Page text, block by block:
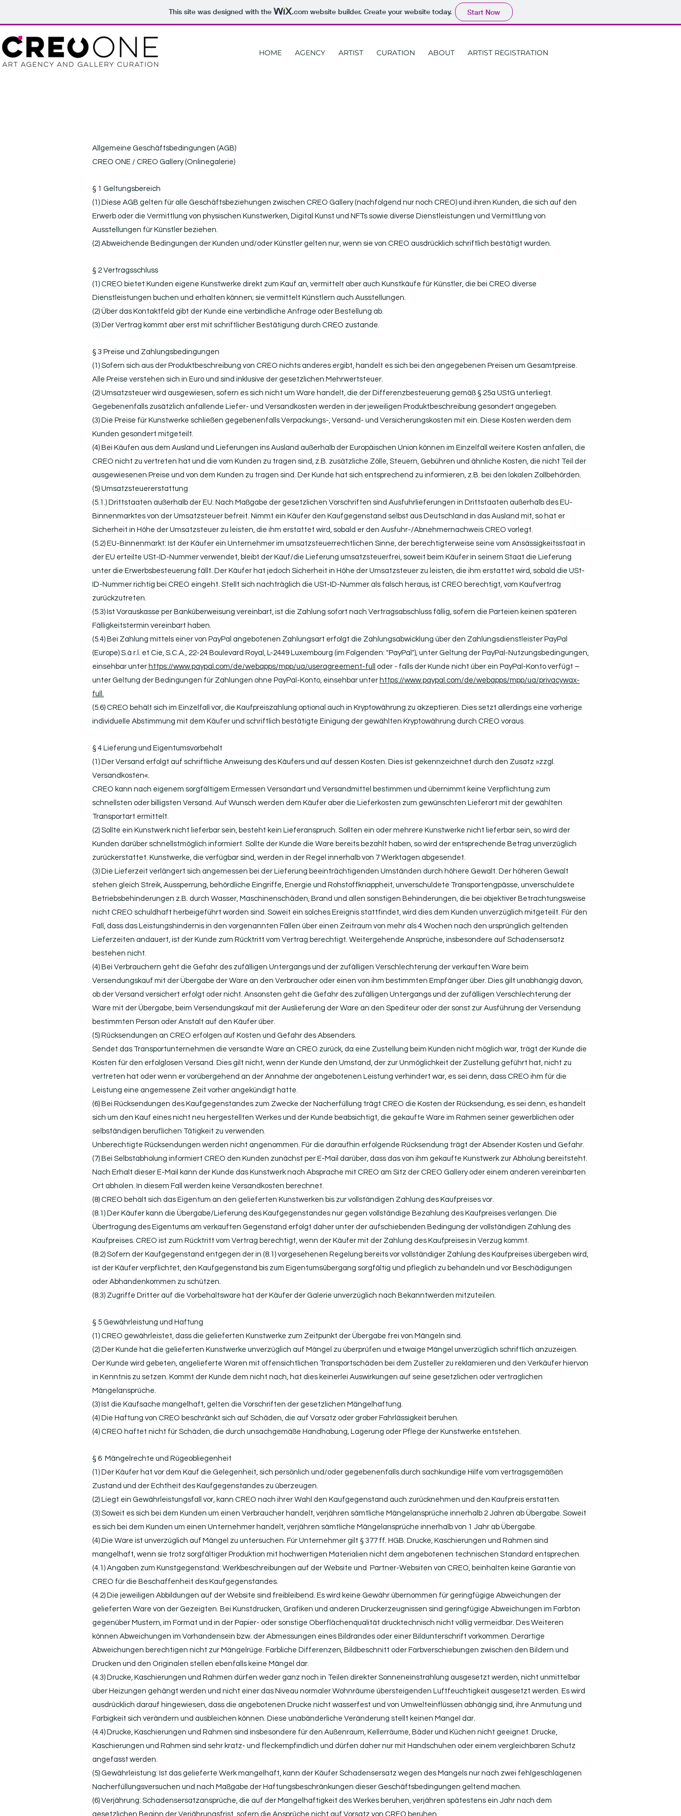
This site was designed with the .comwebsite builder. Create your website today. Start Now
HOME AGENCY ARTIST CURATION ABOUT ARTIST REGISTRATION
Allgemeine Geschäftsbedingungen (AGB)
CREO ONE / CREO Gallery (Onlinegalerie)
§ 1 Geltungsbereich
(1) Diese AGB gelten für alle Geschäftsbeziehungen zwischen CREO Gallery (nachfolgend nur noch CREO) und ihren Kunden, die sich auf den
Erwerb oder die Vermittlung von physischen Kunstwerken, Digital Kunst und NFTs sowie diverse Dienstleistungen und Vermittlung von
Ausstellungen für Künstler beziehen.
(2) Abweichende Bedingungen der Kunden und/oder Künstler gelten nur, wenn sie von CREO ausdrücklich schriftlich bestätigt wurden.
§ 2 Vertragsschluss
(1) CREO bietet Kunden eigene Kunstwerke direkt zum Kauf an, vermittelt aber auch Kunstkäufe für Künstler, die bei CREO diverse
Dienstleistungen buchen und erhalten können; sie vermittelt Künstlern auch Ausstellungen.
(2) Über das Kontaktfeld gibt der Kunde eine verbindliche Anfrage oder Bestellung ab.
(3) Der Vertrag kommt aber erst mit schriftlicher Bestätigung durch CREO zustande.
§ 3 Preise und Zahlungsbedingungen
(1) Sofern sich aus der Produktbeschreibung von CREO nichts anderes ergibt, handelt es sich bei den angegebenen Preisen um Gesamtpreise.
Alle Preise verstehen sich in Euro und sind inklusive der gesetzlichen Mehrwertsteuer.
(2) Umsatzsteuer wird ausgewiesen, sofern es sich nicht um Ware handelt, die der Differenzbesteuerung gemäß § 25a UStG unterliegt.
Gegebenenfalls zusätzlich anfallende Liefer- und Versandkosten werden in der jeweiligen Produktbeschreibung gesondert angegeben.
(3) Die Preise für Kunstwerke schließen gegebenenfalls Verpackungs-, Versand- und Versicherungskosten mit ein. Diese Kosten werden dem
Kunden gesondert mitgeteilt.
(4) Bei Käufen aus dem Ausland und Lieferungen ins Ausland außerhalb der Europäischen Union können im Einzelfall weitere Kosten anfallen, die
CREO nicht zu vertreten hat und die vom Kunden zu tragen sind, z.B. zusätzliche Zölle, Steuern, Gebühren und ähnliche Kosten, die nicht Teil der
ausgewiesenen Preise und von dem Kunden zu tragen sind. Der Kunde hat sich entsprechend zu informieren, z.B. bei den lokalen Zollbehörden.
(5) Umsatzsteuererstattung
(5.1.) Drittstaaten außerhalb der EU: Nach Maßgabe der gesetzlichen Vorschriften sind Ausfuhrlieferungen in Drittstaaten außerhalb des EU-
Binnenmarktes von der Umsatzsteuer befreit. Nimmt ein Käufer den Kaufgegenstand selbst aus Deutschland in das Ausland mit, so hat er
Sicherheit in Höhe der Umsatzsteuer zu leisten, die ihm erstattet wird, sobald er den Ausfuhr-/Abnehmernachweis CREO vorlegt.
(5.2) EU-Binnenmarkt: Ist der Käufer ein Unternehmer im umsatzsteuerrechtlichen Sinne, der berechtigterweise seine vom Ansässigkeitsstaat in
der EU erteilte USt-ID-Nummer verwendet, bleibt der Kauf/die Lieferung umsatzsteuerfrei, soweit beim Käufer in seinem Staat die Lieferung
unter die Erwerbsbesteuerung fällt. Der Käufer hat jedoch Sicherheit in Höhe der Umsatzsteuer zu leisten, die ihm erstattet wird, sobald die USt-
ID-Nummer richtig bei CREO eingeht. Stellt sich nachträglich die USt-ID-Nummer als falsch heraus, ist CREO berechtigt, vom Kaufvertrag
zurückzutreten.
(5.3) Ist Vorauskasse per Banküberweisung vereinbart, ist die Zahlung sofort nach Vertragsabschluss fällig, sofern die Parteien keinen späteren
Fälligkeitstermin vereinbart haben.
(5.4) Bei Zahlung mittels einer von PayPal angebotenen Zahlungsart erfolgt die Zahlungsabwicklung über den Zahlungsdienstleister PayPal
(Europe) S.à r.l. et Cie, S.C.A., 22-24 Boulevard Royal, L-2449 Luxembourg (im Folgenden: "PayPal"), unter Geltung der PayPal-Nutzungsbedingungen,
einsehbar unter https://www.paypal.com/de/webapps/mpp/ua/useragreement-full
oder - falls der Kunde nicht über ein PayPal-Konto verfügt –
unter Geltung der Bedingungen für Zahlungen ohne PayPal-Konto, einsehbar unter https://www.paypal.com/de/webapps/mpp/ua/privacywax-
full.
(5.6) CREO behält sich im Einzelfall vor, die Kaufpreiszahlung optional auch in Kryptowährung zu akzeptieren. Dies setzt allerdings eine vorherige
individuelle Abstimmung mit dem Käufer und schriftlich bestätigte Einigung der gewählten Kryptowährung durch CREO voraus.
§ 4 Lieferung und Eigentumsvorbehalt
(1) Der Versand erfolgt auf schriftliche Anweisung des Käufers und auf dessen Kosten. Dies ist gekennzeichnet durch den Zusatz »zzgl.
Versandkosten«.
CREO kann nach eigenem sorgfältigem Ermessen Versandart und Versandmittel bestimmen und übernimmt keine Verpflichtung zum
schnellsten oder billigsten Versand. Auf Wunsch werden dem Käufer aber die Lieferkosten zum gewünschten Lieferort mit der gewählten
Transportart ermittelt.
(2) Sollte ein Kunstwerk nicht lieferbar sein, besteht kein Lieferanspruch. Sollten ein oder mehrere Kunstwerke nicht lieferbar sein, so wird der
Kunden darüber schnellstmöglich informiert. Sollte der Kunde die Ware bereits bezahlt haben, so wird der entsprechende Betrag unverzüglich
zurückerstattet. Kunstwerke, die verfügbar sind, werden in der Regel innerhalb von 7 Werktagen abgesendet.
(3) Die Lieferzeit verlängert sich angemessen bei der Lieferung beeinträchtigenden Umständen durch höhere Gewalt. Der höheren Gewalt
stehen gleich Streik, Aussperrung, behördliche Eingriffe, Energie und Rohstoffknappheit, unverschuldete Transportengpässe, unverschuldete
Betriebsbehinderungen z.B. durch Wasser, Maschinenschäden, Brand und allen sonstigen Behinderungen, die bei objektiver Betrachtungsweise
nicht CREO schuldhaft herbeigeführt worden sind. Soweit ein solches Ereignis stattfindet, wird dies dem Kunden unverzüglich mitgeteilt. Für den
Fall, dass das Leistungshindernis in den vorgenannten Fällen über einen Zeitraum von mehr als 4 Wochen nach den ursprünglich geltenden
Lieferzeiten andauert, ist der Kunde zum Rücktritt vom Vertrag berechtigt. Weitergehende Ansprüche, insbesondere auf Schadensersatz
bestehen nicht.
(4) Bei Verbrauchern geht die Gefahr des zufälligen Untergangs und der zufälligen Verschlechterung der verkauften Ware beim
Versendungskauf mit der Übergabe der Ware an den Verbraucher oder einen von ihm bestimmten Empfänger über. Dies gilt unabhängig davon,
ob der Versand versichert erfolgt oder nicht. Ansonsten geht die Gefahr des zufälligen Untergangs und der zufälligen Verschlechterung der
Ware mit der Übergabe, beim Versendungskauf mit der Auslieferung der Ware an den Spediteur oder der sonst zur Ausführung der Versendung
bestimmten Person oder Anstalt auf den Käufer über.
(5) Rücksendungen an CREO erfolgen auf Kosten und Gefahr des Absenders.
Sendet das Transportunternehmen die versandte Ware an CREO zurück, da eine Zustellung beim Kunden nicht möglich war, trägt der Kunde die
Kosten für den erfolglosen Versand. Dies gilt nicht, wenn der Kunde den Umstand, der zur Unmöglichkeit der Zustellung geführt hat, nicht zu
vertreten hat oder wenn er vorübergehend an der Annahme der angebotenen Leistung verhindert war, es sei denn, dass CREO ihm für die
Leistung eine angemessene Zeit vorher angekündigt hatte.
(6) Bei Rücksendungen des Kaufgegenstandes zum Zwecke der Nacherfüllung trägt CREO die Kosten der Rücksendung, es sei denn, es handelt
sich um den Kauf eines nicht neu hergestellten Werkes und der Kunde beabsichtigt, die gekaufte Ware im Rahmen seiner gewerblichen oder
selbständigen beruflichen Tätigkeit zu verwenden.
Unberechtigte Rücksendungen werden nicht angenommen. Für die daraufhin erfolgende Rücksendung trägt der Absender Kosten und Gefahr.
(7) Bei Selbstabholung informiert CREO den Kunden zunächst per E-Mail darüber, dass das von ihm gekaufte Kunstwerk zur Abholung bereitsteht.
Nach Erhalt dieser E-Mail kann der Kunde das Kunstwerk nach Absprache mit CREO am Sitz der CREO Gallery oder einem anderen vereinbarten
Ort abholen. In diesem Fall werden keine Versandkosten berechnet.
(8) CREO behält sich das Eigentum an den gelieferten Kunstwerken bis zur vollständigen Zahlung des Kaufpreises vor.
(8.1) Der Käufer kann die Übergabe/Lieferung des Kaufgegenstandes nur gegen vollständige Bezahlung des Kaufpreises verlangen. Die
Übertragung des Eigentums am verkauften Gegenstand erfolgt daher unter der aufschiebenden Bedingung der vollständigen Zahlung des
Kaufpreises. CREO ist zum Rücktritt vom Vertrag berechtigt, wenn der Käufer mit der Zahlung des Kaufpreises in Verzug kommt.
(8.2) Sofern der Kaufgegenstand entgegen der in (8.1) vorgesehenen Regelung bereits vor vollständiger Zahlung des Kaufpreises übergeben wird,
ist der Käufer verpflichtet, den Kaufgegenstand bis zum Eigentumsübergang sorgfältig und pfleglich zu behandeln und vor Beschädigungen
oder Abhandenkommen zu schützen.
(8.3) Zugriffe Dritter auf die Vorbehaltsware hat der Käufer der Galerie unverzüglich nach Bekanntwerden mitzuteilen.
§ 5 Gewährleistung und Haftung
(1) CREO gewährleistet, dass die gelieferten Kunstwerke zum Zeitpunkt der Übergabe frei von Mängeln sind.
(2) Der Kunde hat die gelieferten Kunstwerke unverzüglich auf Mängel zu überprüfen und etwaige Mängel unverzüglich schriftlich anzuzeigen.
Der Kunde wird gebeten, angelieferte Waren mit offensichtlichen Transportschäden bei dem Zusteller zu reklamieren und den Verkäufer hiervon
in Kenntnis zu setzen. Kommt der Kunde dem nicht nach, hat dies keinerlei Auswirkungen auf seine gesetzlichen oder vertraglichen
Mängelansprüche.
(3) Ist die Kaufsache mangelhaft, gelten die Vorschriften der gesetzlichen Mängelhaftung.
(4) Die Haftung von CREO beschränkt sich auf Schäden, die auf Vorsatz oder grober Fahrlässigkeit beruhen.
(4) CREO haftet nicht für Schäden, die durch unsachgemäße Handhabung, Lagerung oder Pflege der Kunstwerke entstehen.
§ 6 Mängelrechte und Rügeobliegenheit
(1) Der Käufer hat vor dem Kauf die Gelegenheit, sich persönlich und/oder gegebenenfalls durch sachkundige Hilfe vom vertragsgemäßen
Zustand und der Echtheit des Kaufgegenstandes zu überzeugen.
(2) Liegt ein Gewährleistungsfall vor, kann CREO nach ihrer Wahl den Kaufgegenstand auch zurücknehmen und den Kaufpreis erstatten.
(3) Soweit es sich bei dem Kunden um einen Verbraucher handelt, verjähren sämtliche Mängelansprüche innerhalb 2 Jahren ab Übergabe. Soweit
es sich bei dem Kunden um einen Unternehmer handelt, verjähren sämtliche Mängelansprüche innerhalb von 1 Jahr ab Übergabe.
(4) Die Ware ist unverzüglich auf Mängel zu untersuchen. Für Unternehmer gilt § 377 ff. HGB. Drucke, Kaschierungen und Rahmen sind
mangelhaft, wenn sie trotz sorgfältiger Produktion mit hochwertigen Materialien nicht dem angebotenen technischen Standard entsprechen.
(4.1) Angaben zum Kunstgegenstand: Werkbeschreibungen auf der Website und Partner-Websiten von CREO, beinhalten keine Garantie von
CREO für die Beschaffenheit des Kaufgegenstandes.
(4.2) Die jeweiligen Abbildungen auf der Website sind freibleibend. Es wird keine Gewähr übernommen für geringfügige Abweichungen der
gelieferten Ware von der Gezeigten. Bei Kunstdrucken, Grafiken und anderen Druckerzeugnissen sind geringfügige Abweichungen im Farbton
gegenüber Mustern, im Format und in der Papier- oder sonstige Oberflächenqualität drucktechnisch nicht völlig vermeidbar. Des Weiteren
können Abweichungen im Vorhandensein bzw. der Abmessungen eines Bildrandes oder einer Bildunterschrift vorkommen. Derartige
Abweichungen berechtigen nicht zur Mängelrüge. Farbliche Differenzen, Bildbeschnitt oder Farbverschiebungen zwischen den Bildern und
Drucken und den Originalen stellen ebenfalls keine Mängel dar.
(4.3) Drucke, Kaschierungen und Rahmen dürfen weder ganz noch in Teilen direkter Sonneneinstrahlung ausgesetzt werden, nicht unmittelbar
über Heizungen gehängt werden und nicht einer das Niveau normaler Wohnräume übersteigenden Luftfeuchtigkeit ausgesetzt werden. Es wird
ausdrücklich darauf hingewiesen, dass die angebotenen Drucke nicht wasserfest und von Umwelteinflüssen abhängig sind, ihre Anmutung und
Farbigkeit sich verändern und ausbleichen können. Diese unabänderliche Veränderung stellt keinen Mangel dar.
(4.4) Drucke, Kaschierungen und Rahmen sind insbesondere für den Außenraum, Kellerräume, Bäder und Küchen nicht geeignet. Drucke,
Kaschierungen und Rahmen sind sehr kratz- und fleckempfindlich und dürfen daher nur mit Handschuhen oder einem vergleichbaren Schutz
angefasst werden.
(5) Gewährleistung: Ist das gelieferte Werk mangelhaft, kann der Käufer Schadensersatz wegen des Mangels nur nach zwei fehlgeschlagenen
Nacherfüllungsversuchen und nach Maßgabe der Haftungsbeschränkungen dieser Geschäftsbedingungen geltend machen.
(6) Verjährung: Schadensersatzansprüche, die auf der Mangelhaftigkeit des Werkes beruhen, verjähren spätestens ein Jahr nach dem
gesetzlichen Beginn der Verjährungsfrist, sofern die Ansprüche nicht auf Vorsatz von CREO beruhen.